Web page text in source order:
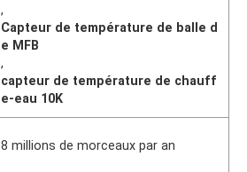
,
Capteur de température de balle d
e MFB
,
capteur de température de chauff
e-eau 10K
8 millions de morceaux par an